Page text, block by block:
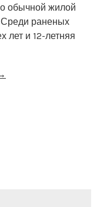
обычной жилой
Среди раненых
лет и 12-летняя